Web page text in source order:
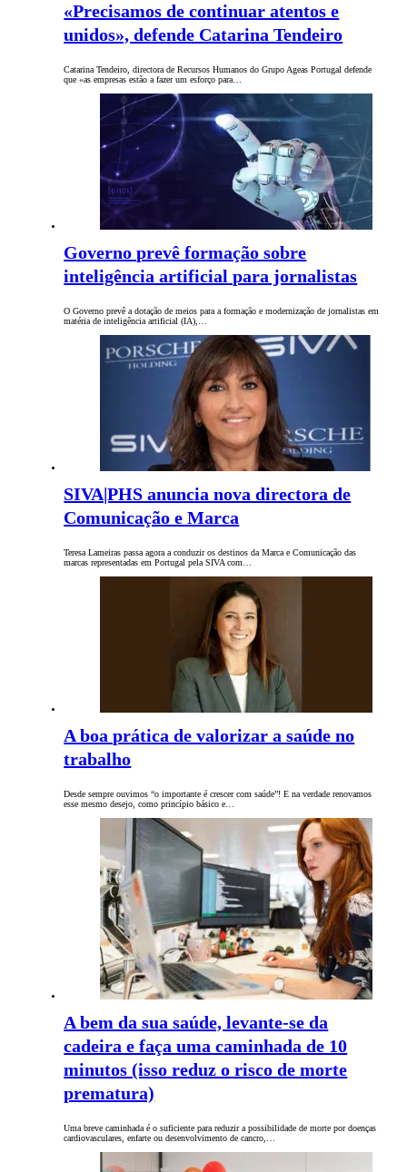
«Precisamos de continuar atentos e
unidos», defende Catarina Tendeiro
Catarina Tendeiro, directora de Recursos Humanos do Grupo Ageas Portugal defende
que «as empresas estão a fazer um esforço para…
Governo prevê formação sobre
inteligência artificial para jornalistas
O Governo prevê a dotação de meios para a formação e modernização de jornalistas em
matéria de inteligência artificial (IA),…
SIVA|PHS anuncia nova directora de
Comunicação e Marca
Teresa Lameiras passa agora a conduzir os destinos da Marca e Comunicação das
marcas representadas em Portugal pela SIVA com…
A boa prática de valorizar a saúde no
trabalho
Desde sempre ouvimos “o importante é crescer com saúde”! E na verdade renovamos
esse mesmo desejo, como princípio básico e…
A bem da sua saúde, levante-se da
cadeira e faça uma caminhada de 10
minutos (isso reduz o risco de morte
prematura)
Uma breve caminhada é o suficiente para reduzir a possibilidade de morte por doenças
cardiovasculares, enfarte ou desenvolvimento de cancro,…